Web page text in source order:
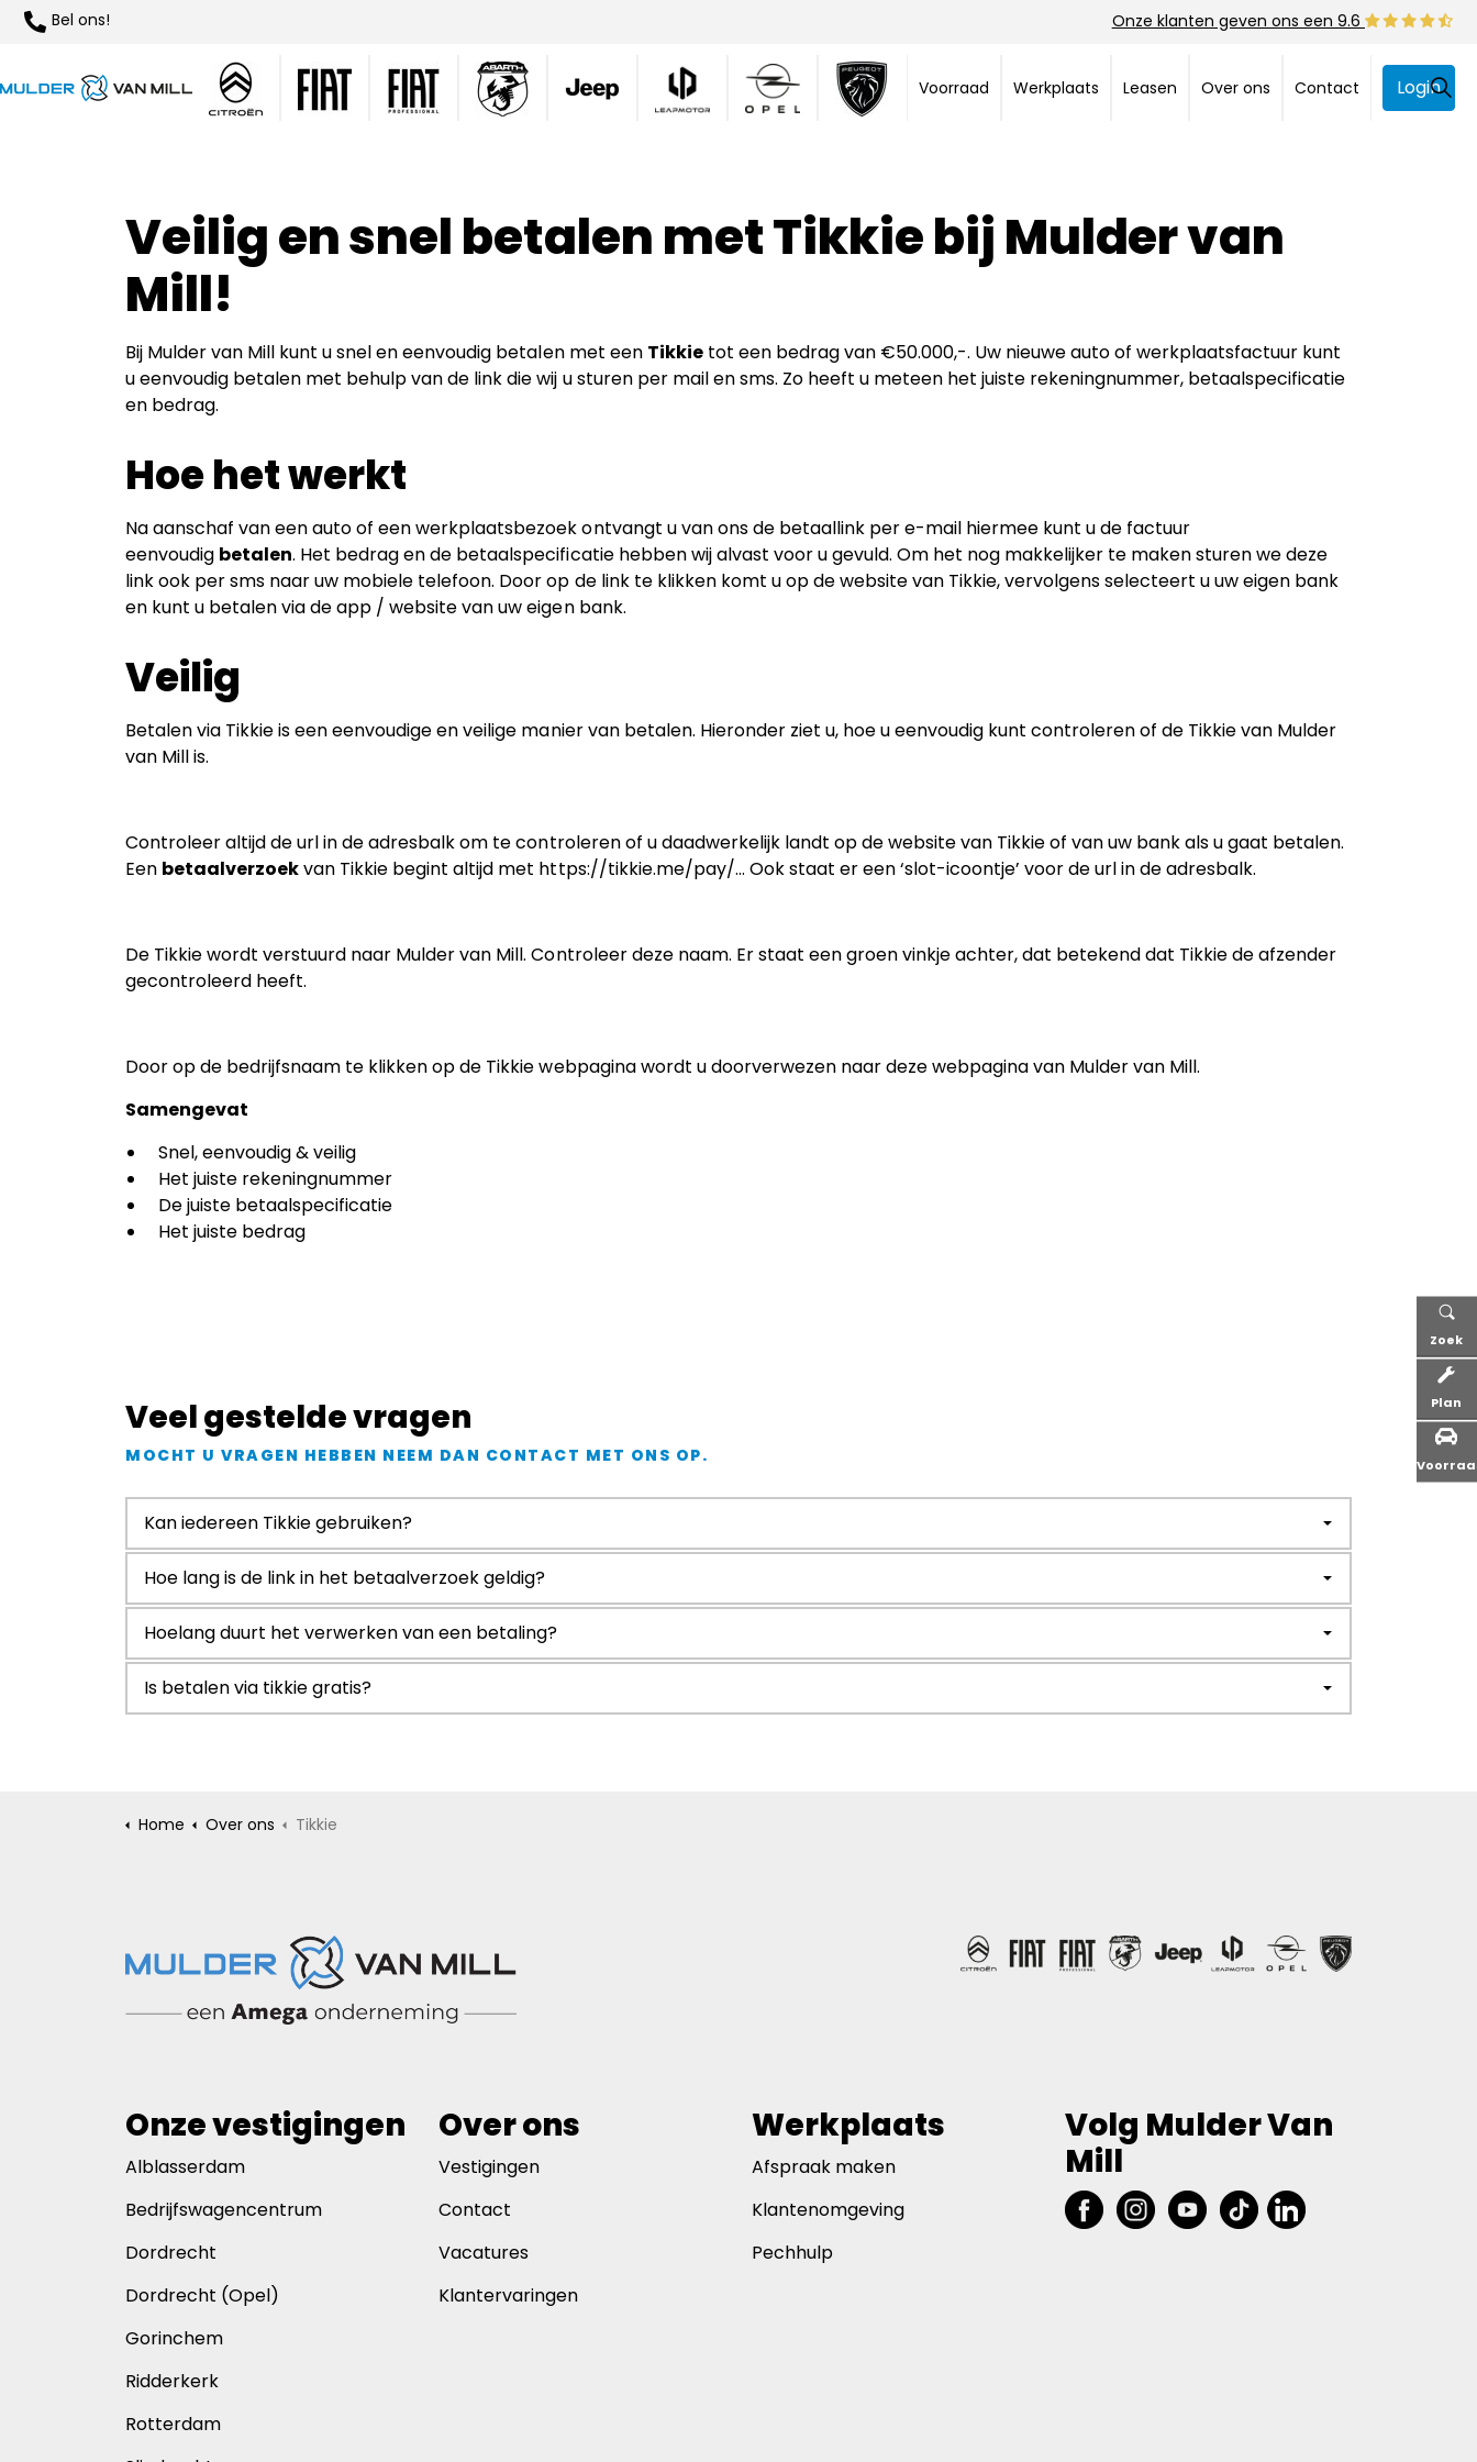
Zoek
Plan
Bel ons! Onze klanten geven ons een 9.6
Voorraad Werkplaats Leasen Over ons Contact Login
Veilig en snel betalen met Tikkie bij Mulder van
Mill!
Bij Mulder van Mill kunt u snel en eenvoudig betalen met een Tikkietot een bedrag van €50.000,-. Uw nieuwe auto of werkplaatsfactuur kunt
u eenvoudig betalen met behulp van de link die wij u sturen per mail en sms. Zo heeft u meteen het juiste rekeningnummer, betaalspecificatie
en bedrag.
Hoe het werkt
Na aanschaf van een auto of een werkplaatsbezoek ontvangt u van ons de betaallink per e-mail hiermee kunt u de factuur
eenvoudig betalen. Het bedrag en de betaalspecificatie hebben wij alvast voor u gevuld. Om het nog makkelijker te maken sturen we deze
link ook per sms naar uw mobiele telefoon. Door op de link te klikken komt u op de website van Tikkie, vervolgens selecteert u uw eigen bank
en kunt u betalen via de app / website van uw eigen bank.
Veilig
Betalen via Tikkie is een eenvoudige en veilige manier van betalen. Hieronder ziet u, hoe u eenvoudig kunt controleren of de Tikkie van Mulder
van Mill is.
Controleer altijd de url in de adresbalk om te controleren of u daadwerkelijk landt op de website van Tikkie of van uw bank als u gaat betalen.
Een betaalverzoekvan Tikkie begint altijd met https://tikkie.me/pay/... Ook staat er een ‘slot-icoontje’ voor de url in de adresbalk.
De Tikkie wordt verstuurd naar Mulder van Mill. Controleer deze naam. Er staat een groen vinkje achter, dat betekend dat Tikkie de afzender
gecontroleerd heeft.
Door op de bedrijfsnaam te klikken op de Tikkiewebpagina wordt u doorverwezen naardezewebpagina van Mulder van Mill.
Samengevat
Snel, eenvoudig & veilig
Het juiste rekeningnummer
De juiste betaalspecificatie
Het juiste bedrag
Veel gestelde vragen
MOCHT U VRAGEN HEBBEN NEEM DAN CONTACT MET ONS OP.
Kan iedereen Tikkie gebruiken?
Hoe lang is de link in het betaalverzoek geldig?
Hoelang duurt het verwerken van een betaling?
Is betalen via tikkie gratis?
Home Over ons Tikkie
Onze vestigingen
Alblasserdam
Bedrijfswagencentrum
Dordrecht
Dordrecht (Opel)
Gorinchem
Ridderkerk
Rotterdam
Over ons
Vestigingen
Contact
Vacatures
Klantervaringen
Werkplaats
Afspraak maken
Klantenomgeving
Pechhulp
Volg Mulder Van
Mill